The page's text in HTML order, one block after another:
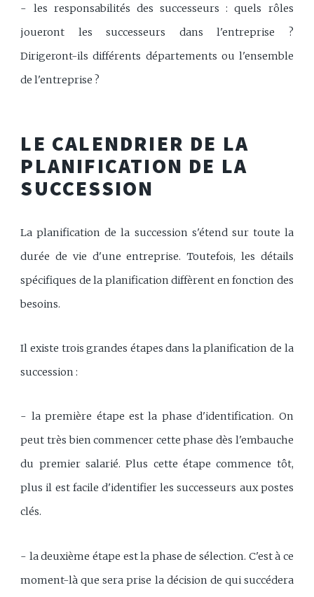
- les responsabilités des successeurs : quels rôles
joueront les successeurs dans l'entreprise ?
Dirigeront-ils différents départements ou l'ensemble
de l'entreprise ?
LE CALENDRIER DE LA
PLANIFICATION DE LA
SUCCESSION
La planification de la succession s'étend sur toute la
durée de vie d'une entreprise. Toutefois, les détails
spécifiques de la planification diffèrent en fonction des
besoins.
Il existe trois grandes étapes dans la planification de la
succession :
- la première étape est la phase d'identification. On
peut très bien commencer cette phase dès l'embauche
du premier salarié. Plus cette étape commence tôt,
plus il est facile d'identifier les successeurs aux postes
clés.
- la deuxième étape est la phase de sélection. C'est à ce
moment-là que sera prise la décision de qui succédera